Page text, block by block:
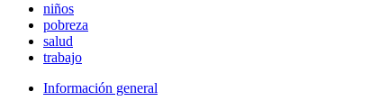
niños
pobreza
salud
trabajo
Información general